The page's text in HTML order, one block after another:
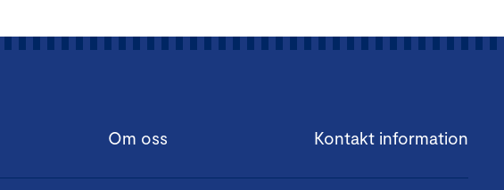
Om oss Kontakt information